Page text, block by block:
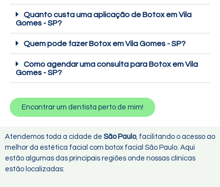
Quanto custa uma aplicação de Botox em Vila
Gomes - SP?
Quem pode fazer Botox em Vila Gomes - SP?
Como agendar uma consulta para Botox em Vila
Gomes - SP?
Encontrar um dentista perto de mim!
Atendemos toda a cidade de São Paulo, facilitando o acesso ao
melhor da estética facial com botox facial São Paulo. Aqui
estão algumas das principais regiões onde nossas clínicas
estão localizadas: